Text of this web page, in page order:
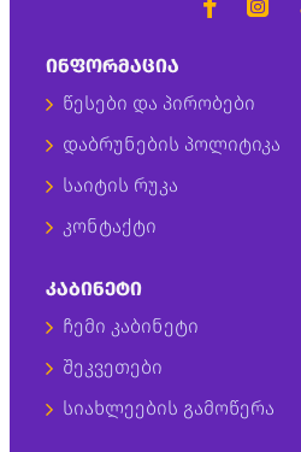
ᲘᲜᲤᲝᲠᲛᲐᲪᲘᲐ
წესები და პირობები
დაბრუნების პოლიტიკა
საიტის რუკა
კონტაქტი
ᲙᲐᲑᲘᲜᲔᲢᲘ
ჩემი კაბინეტი
შეკვეთები
სიახლეების გამოწერა